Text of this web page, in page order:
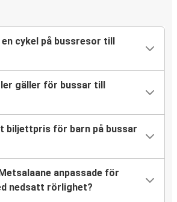
cykel på bussresor till
gäller för bussar till
biljettpris för barn på bussar
anpassade för
nedsatt rörlighet?